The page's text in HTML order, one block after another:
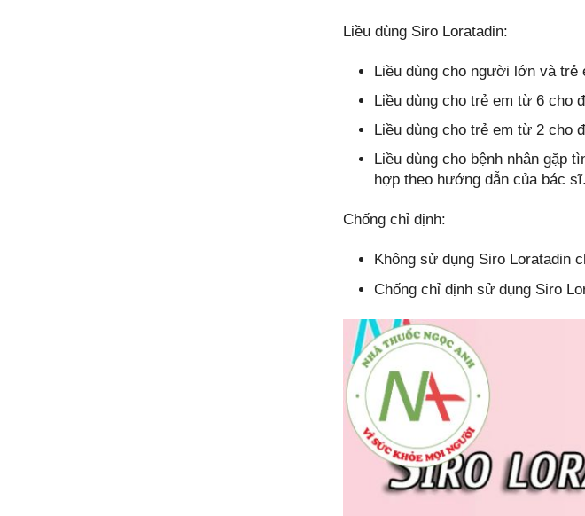
Liều dùng Siro Loratadin:
Liều dùng cho người lớn và trẻ
Liều dùng cho trẻ em từ 6 cho
Liều dùng cho trẻ em từ 2 cho
Liều dùng cho bệnh nhân gặp
hợp theo hướng dẫn của bác sĩ.
Chống chỉ định:
Không sử dụng Siro Loratadin
Chống chỉ định sử dụng Siro